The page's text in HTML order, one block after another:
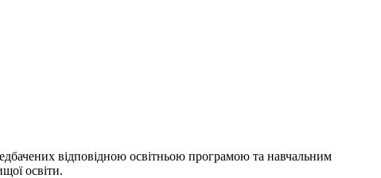
відповідною освітньою програмою та навчальним
освіти.